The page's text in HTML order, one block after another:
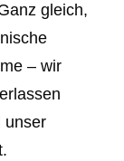
gleich,
– wir
unser